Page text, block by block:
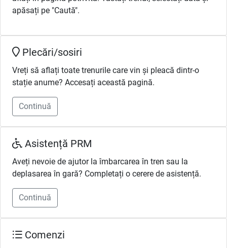
apăsați pe "Caută".
Plecări/sosiri
Vreți să aflați toate trenurile care vin și pleacă dintr-o
stație anume? Accesați această pagină.
Continuă
Asistență PRM
Aveți nevoie de ajutor la îmbarcarea în tren sau la
deplasarea în gară? Completați o cerere de asistență.
Continuă
Comenzi